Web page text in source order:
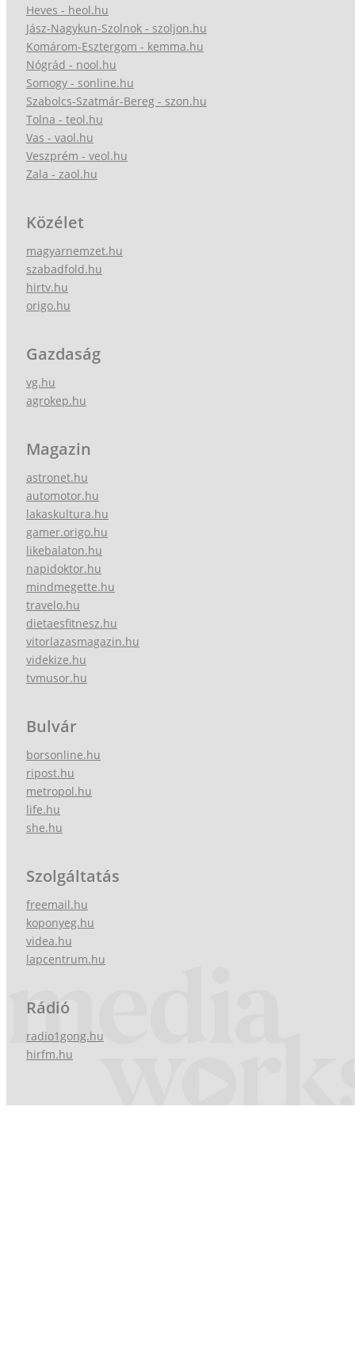
Heves - heol.hu
Jász-Nagykun-Szolnok - szoljon.hu
Komárom-Esztergom - kemma.hu
Nógrád - nool.hu
Somogy - sonline.hu
Szabolcs-Szatmár-Bereg - szon.hu
Tolna - teol.hu
Vas - vaol.hu
Veszprém - veol.hu
Zala - zaol.hu
Közélet
magyarnemzet.hu
szabadfold.hu
hirtv.hu
origo.hu
Gazdaság
vg.hu
agrokep.hu
Magazin
astronet.hu
automotor.hu
lakaskultura.hu
gamer.origo.hu
likebalaton.hu
napidoktor.hu
mindmegette.hu
travelo.hu
dietaesfitnesz.hu
vitorlazasmagazin.hu
videkize.hu
tvmusor.hu
Bulvár
borsonline.hu
ripost.hu
metropol.hu
life.hu
she.hu
Szolgáltatás
freemail.hu
koponyeg.hu
videa.hu
lapcentrum.hu
Rádió
radio1gong.hu
hirfm.hu